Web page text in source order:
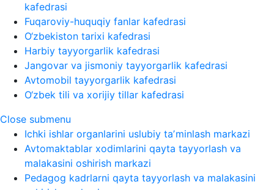
kafedrasi
Fuqaroviy-huquqiy fanlar kafedrasi
O‘zbekiston tarixi kafedrasi
Harbiy tayyorgarlik kafedrasi
Jangovar va jismoniy tayyorgarlik kafedrasi
Avtomobil tayyorgarlik kafedrasi
O‘zbek tili va xorijiy tillar kafedrasi
Close submenu
Ichki ishlar organlarini uslubiy taʼminlash markazi
Avtomaktablar xodimlarini qayta tayyorlash va
malakasini oshirish markazi
Pedagog kadrlarni qayta tayyorlash va malakasini